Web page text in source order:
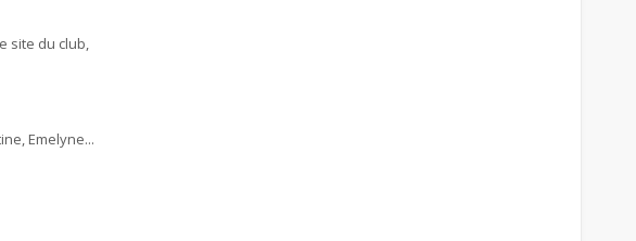
site du club,
Emelyne...